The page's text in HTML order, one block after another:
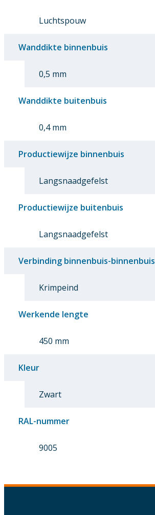
Luchtspouw
Wanddikte binnenbuis
0,5 mm
Wanddikte buitenbuis
0,4 mm
Productiewijze binnenbuis
Langsnaadgefelst
Productiewijze buitenbuis
Langsnaadgefelst
Verbinding binnenbuis-binnenbuis
Krimpeind
Werkende lengte
450 mm
Kleur
Zwart
RAL-nummer
9005